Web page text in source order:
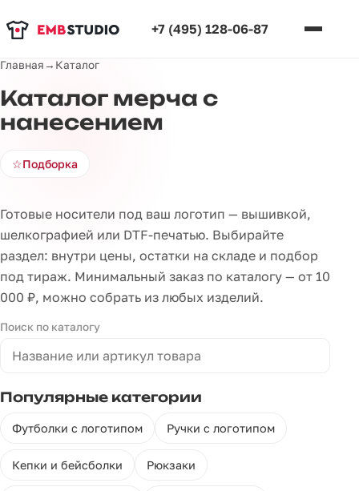
+7 (495) 128-06-87
Главная→ Каталог
Каталог мерча с
нанесением
☆Подборка
Готовые носители под ваш логотип — вышивкой,
шелкографией или DTF-печатью. Выбирайте
раздел: внутри цены, остатки на складе и подбор
под тираж. Минимальный заказ по каталогу — от 10
000 ₽, можно собрать из любых изделий.
Поиск по каталогу
Популярные категории
Футболки с логотипом Ручки с логотипом
Кепки и бейсболки Рюкзаки